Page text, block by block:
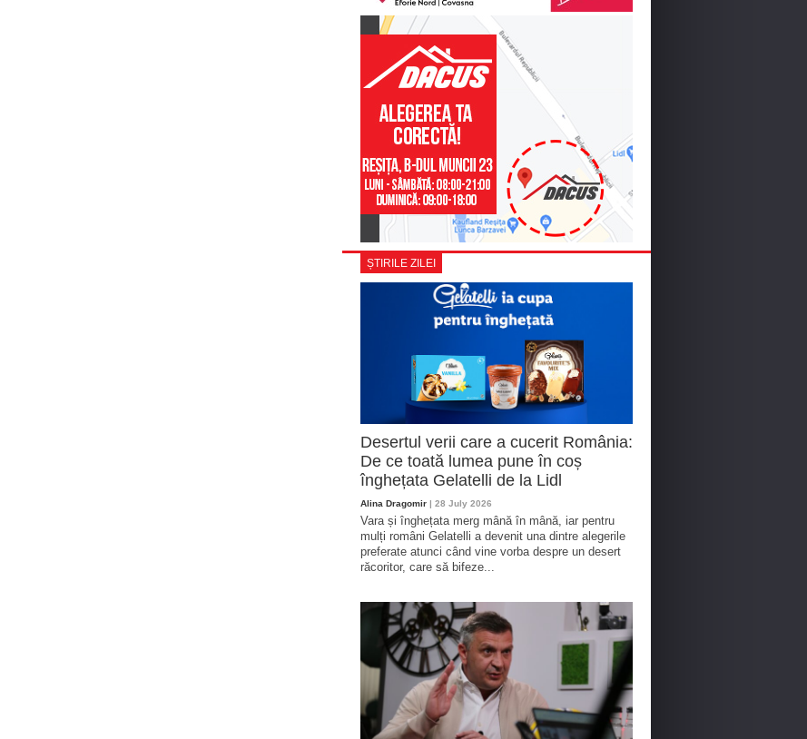
ȘTIRILE ZILEI
Desertul verii care a cucerit România:
De ce toată lumea pune în coș
înghețata Gelatelli de la Lidl
Alina Dragomir | 28 July 2026
Vara și înghețata merg mână în mână, iar pentru
mulți români Gelatelli a devenit una dintre alegerile
preferate atunci când vine vorba despre un desert
răcoritor, care să bifeze...